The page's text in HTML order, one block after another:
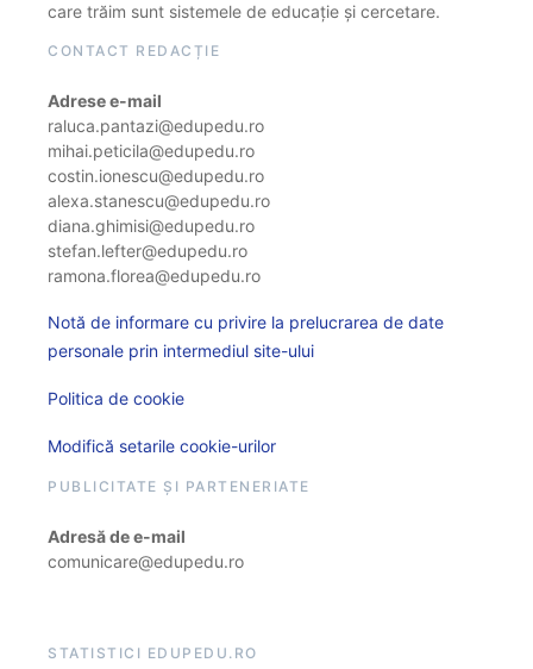
care trăim sunt sistemele de educație și cercetare.
CONTACT REDACȚIE
Adrese e-mail
raluca.pantazi@edupedu.ro
mihai.peticila@edupedu.ro
costin.ionescu@edupedu.ro
alexa.stanescu@edupedu.ro
diana.ghimisi@edupedu.ro
stefan.lefter@edupedu.ro
ramona.florea@edupedu.ro
Notă de informare cu privire la prelucrarea de date
personale prin intermediul site-ului
Politica de cookie
Modifică setarile cookie-urilor
PUBLICITATE ȘI PARTENERIATE
Adresă de e-mail
comunicare@edupedu.ro
STATISTICI EDUPEDU.RO